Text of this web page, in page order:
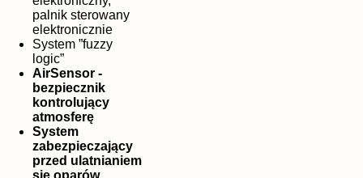
palnik sterowany
elektronicznie
System ”fuzzy
logic”
AirSensor -
bezpiecznik
kontrolujący
atmosferę
System
zabezpieczający
przed ulatnianiem